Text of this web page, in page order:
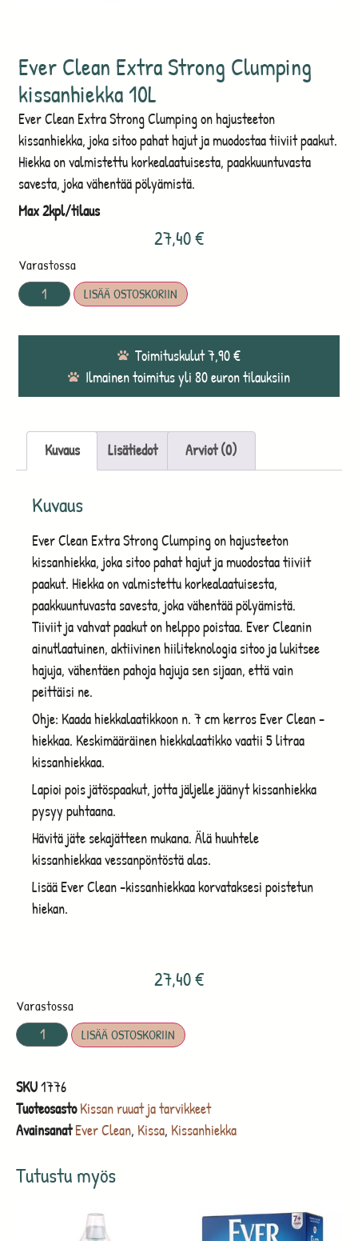
Ever Clean Extra Strong Clumping
kissanhiekka 10L
Ever Clean Extra Strong Clumping on hajusteeton
kissanhiekka, joka sitoo pahat hajut ja muodostaa tiiviit paakut.
Hiekka on valmistettu korkealaatuisesta, paakkuuntuvasta
savesta, joka vähentää pölyämistä.
Max 2kpl/tilaus
27,40€
Varastossa
LISÄÄ OSTOSKORIIN
Toimituskulut 7,90 €
Ilmainen toimitus yli 80 euron tilauksiin
Tutustu myös
Kuvaus Lisätiedot Arviot (0)
Kuvaus
Ever Clean Extra Strong Clumping on hajusteeton
kissanhiekka, joka sitoo pahat hajut ja muodostaa tiiviit
paakut. Hiekka on valmistettu korkealaatuisesta,
paakkuuntuvasta savesta, joka vähentää pölyämistä.
Tiiviit ja vahvat paakut on helppo poistaa. Ever Cleanin
ainutlaatuinen, aktiivinen hiiliteknologia sitoo ja lukitsee
hajuja, vähentäen pahoja hajuja sen sijaan, että vain
peittäisi ne.
Ohje: Kaada hiekkalaatikkoon n. 7 cm kerros Ever Clean -
hiekkaa. Keskimääräinen hiekkalaatikko vaatii 5 litraa
kissanhiekkaa.
Lapioi pois jätöspaakut, jotta jäljelle jäänyt kissanhiekka
pysyy puhtaana.
Hävitä jäte sekajätteen mukana. Älä huuhtele
kissanhiekkaa vessanpöntöstä alas.
Lisää Ever Clean -kissanhiekkaa korvataksesi poistetun
hiekan.
27,40€
Varastossa
LISÄÄ OSTOSKORIIN
SKU1776
Tuoteosasto Kissan ruuat ja tarvikkeet
AvainsanatEver Clean, Kissa, Kissanhiekka